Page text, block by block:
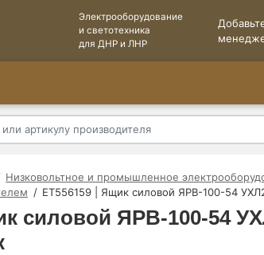
Электрооборудование
и светотехника
для ДНР и ЛНР
Низковольтное и промышленное
ET556159 | Ящик силовой ЯРВ-100-54
силовой ЯРВ-100-54